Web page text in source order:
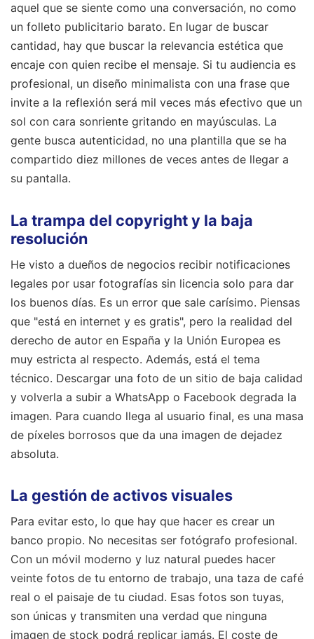
aquel que se siente como una conversación, no como
un folleto publicitario barato. En lugar de buscar
cantidad, hay que buscar la relevancia estética que
encaje con quien recibe el mensaje. Si tu audiencia es
profesional, un diseño minimalista con una frase que
invite a la reflexión será mil veces más efectivo que un
sol con cara sonriente gritando en mayúsculas. La
gente busca autenticidad, no una plantilla que se ha
compartido diez millones de veces antes de llegar a
su pantalla.
La trampa del copyright y la baja
resolución
He visto a dueños de negocios recibir notificaciones
legales por usar fotografías sin licencia solo para dar
los buenos días. Es un error que sale carísimo. Piensas
que "está en internet y es gratis", pero la realidad del
derecho de autor en España y la Unión Europea es
muy estricta al respecto. Además, está el tema
técnico. Descargar una foto de un sitio de baja calidad
y volverla a subir a WhatsApp o Facebook degrada la
imagen. Para cuando llega al usuario final, es una masa
de píxeles borrosos que da una imagen de dejadez
absoluta.
La gestión de activos visuales
Para evitar esto, lo que hay que hacer es crear un
banco propio. No necesitas ser fotógrafo profesional.
Con un móvil moderno y luz natural puedes hacer
veinte fotos de tu entorno de trabajo, una taza de café
real o el paisaje de tu ciudad. Esas fotos son tuyas,
son únicas y transmiten una verdad que ninguna
imagen de stock podrá replicar jamás. El coste de